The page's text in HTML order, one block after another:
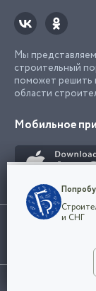
Мы
строительный
поможет решить
области
Мобильное
Использование
марки
Мы
наш сайт
и
и СНГ